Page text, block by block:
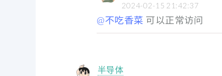
2024-02-15 21:42:37
@不吃香菜 可以正常访问
半导体